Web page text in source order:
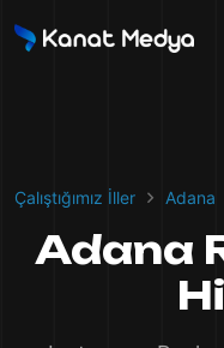
Çalıştığımız İller Adana
Adana